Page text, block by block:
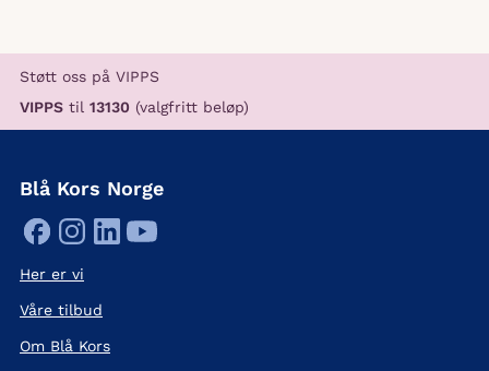
Støtt oss på VIPPS
VIPPS til 13130 (valgfritt beløp)
Blå Kors Norge
Her er vi
Våre tilbud
Om Blå Kors